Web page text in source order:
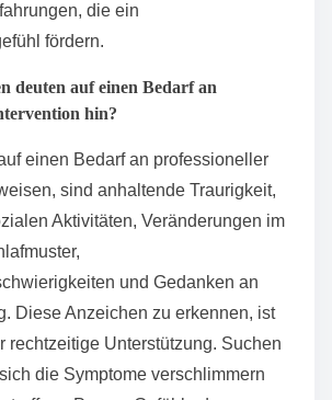
die ein
fördern.
deuten auf einen Bedarf an
hin?
einen Bedarf an professioneller
sind anhaltende Traurigkeit,
Aktivitäten, Veränderungen im
und Gedanken an
Diese Anzeichen zu erkennen, ist
rechtzeitige Unterstützung. Suchen
die Symptome verschlimmern